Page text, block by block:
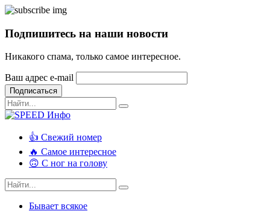
Подпишитесь на наши новости
Никакого спама, только самое интересное.
Ваш адрес e-mail
Подписаться
👍 Свежий номер
🔥 Самое интересное
🙃 С ног на голову
Бывает всякое